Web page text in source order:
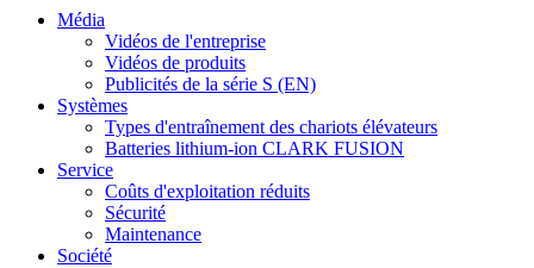
Média
Vidéos de l'entreprise
Vidéos de produits
Publicités de la série S (EN)
Systèmes
Types d'entraînement des chariots élévateurs
Batteries lithium-ion CLARK FUSION
Service
Coûts d'exploitation réduits
Sécurité
Maintenance
Société